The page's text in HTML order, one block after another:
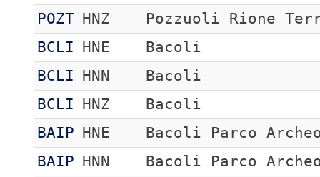
POZT HNZ
Pozzuoli Rione
BCLI
HNE
Bacoli
BCLI
HNN
Bacoli
BCLI
HNZ
Bacoli
BAIP
HNE
Bacoli Parco
BAIP
HNN
Bacoli Parco